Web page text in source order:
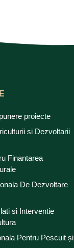
proiecte
si Dezvoltarii
Finantarea
De Dezvoltare
si Interventie
Pentru Pescuit și